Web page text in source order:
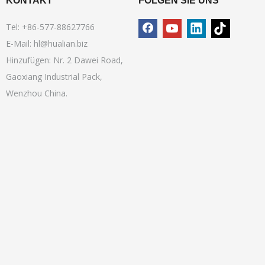
Tel: +86-577-88627766
E-Mail: hl@hualian.biz
Hinzufügen: Nr. 2 Dawei Road,
Gaoxiang Industrial Pack,
Wenzhou China.